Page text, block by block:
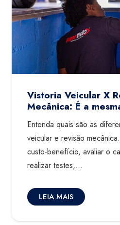
Vistoria Veicular X
Mecânica: É a
Entenda quais são as
veicular e revisão
custo-benefício, avaliar o
realizar testes,…
LEIA MAIS